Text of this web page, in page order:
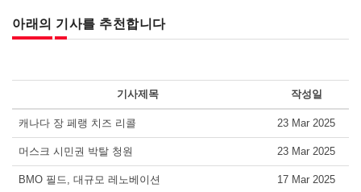
아래의 기사를 추천합니다
기사제목 작성일
캐나다 장 페랭 치즈 리콜 23 Mar 2025
머스크 시민권 박탈 청원 23 Mar 2025
BMO 필드, 대규모 레노베이션 17 Mar 2025